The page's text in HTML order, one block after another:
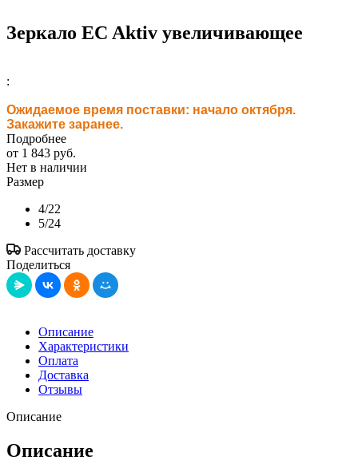
Зеркало EC Aktiv увеличивающее
:
Ожидаемое время поставки: начало октября.
Закажите заранее.
Подробнее
от 1 843 руб.
Нет в наличии
Размер
4/22
5/24
Рассчитать доставку
Поделиться
Описание
Характеристики
Оплата
Доставка
Отзывы
Описание
Описание